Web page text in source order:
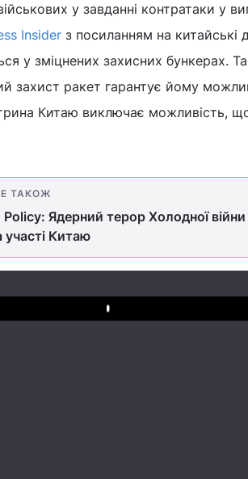
у завданні контратаки у
Insider з посиланням на китайські
у зміцнених захисних бункерах.
захист ракет гарантує йому
Китаю виключає можливість,
ТАКОЖ
Policy: Ядерний терор Холодної
участі Китаю
Play